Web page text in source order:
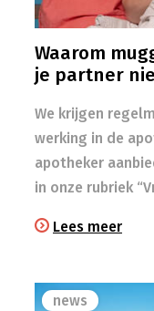
Waarom
je partner
We krijgen
werking in de
apotheker
in onze rubriek
Lees meer
news